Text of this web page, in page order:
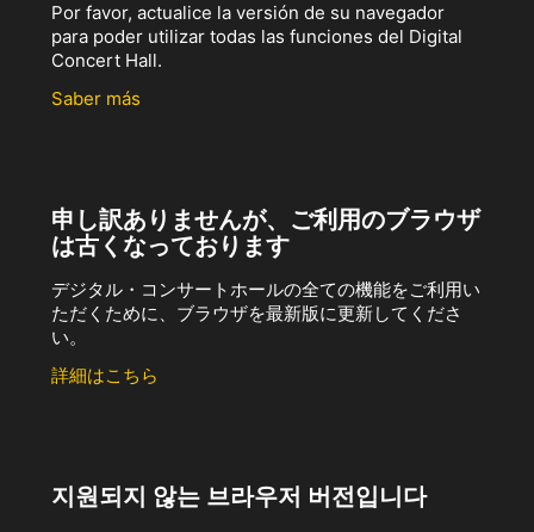
Por favor, actualice la versión de su navegador
para poder utilizar todas las funciones del Digital
Concert Hall.
Saber más
申し訳ありませんが、ご利用のブラウザ
は古くなっております
デジタル・コンサートホールの全ての機能をご利用い
ただくために、ブラウザを最新版に更新してくださ
い。
詳細はこちら
지원되지 않는 브라우저 버전입니다